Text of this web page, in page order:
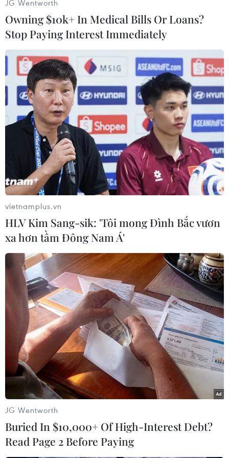
nên các du khách có cơ hội chứng kiến khoảnh
khắc này đều vô cùng hào hứng và cảm thấy
may mắn.
Du khách thích thú khi được bơi gần chú cá heo hiền lành đến
JG Wentworth
Owning $10k+ In Medical Bills Or Loans?
Stop Paying Interest Immediately
vietnamplus.vn
HLV Kim Sang-sik: 'Tôi mong Đình Bắc vươn
xa hơn tầm Đông Nam Á'
JG Wentworth
Buried In $10,000+ Of High-Interest Debt?
Read Page 2 Before Paying